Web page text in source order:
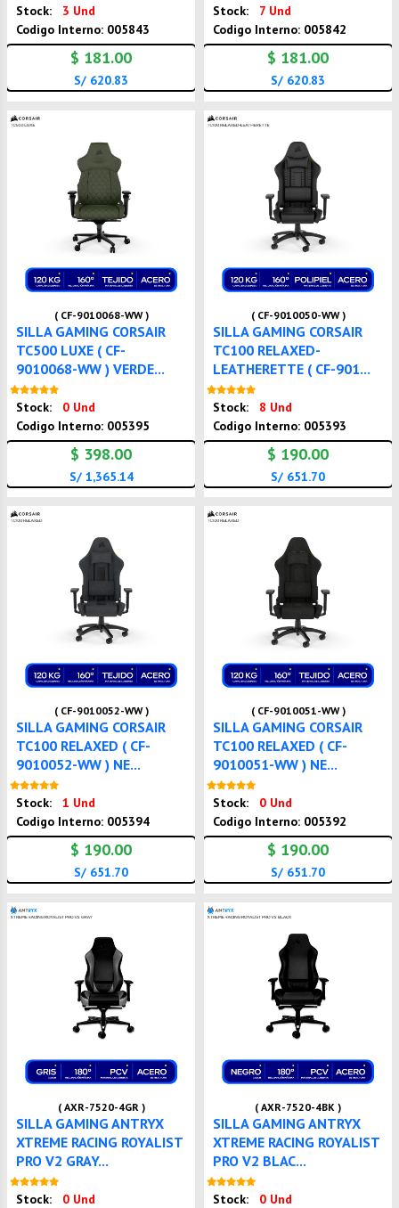
Stock:
3 Und
Codigo Interno: 005843
$ 181.00
S/ 620.83
Stock:
7 Und
Codigo Interno: 005842
$ 181.00
S/ 620.83
( CF-9010068-WW )
SILLA GAMING CORSAIR
TC500 LUXE ( CF-
9010068-WW ) VERDE...
Stock:
0 Und
Codigo Interno: 005395
$ 398.00
S/ 1,365.14
( CF-9010050-WW )
SILLA GAMING CORSAIR
TC100 RELAXED-
LEATHERETTE ( CF-901...
Stock:
8 Und
Codigo Interno: 005393
$ 190.00
S/ 651.70
( CF-9010052-WW )
SILLA GAMING CORSAIR
TC100 RELAXED ( CF-
9010052-WW ) NE...
Stock:
1 Und
Codigo Interno: 005394
$ 190.00
S/ 651.70
( CF-9010051-WW )
SILLA GAMING CORSAIR
TC100 RELAXED ( CF-
9010051-WW ) NE...
Stock:
0 Und
Codigo Interno: 005392
$ 190.00
S/ 651.70
( AXR-7520-4GR )
SILLA GAMING ANTRYX
XTREME RACING ROYALIST
PRO V2 GRAY...
Stock:
0 Und
( AXR-7520-4BK )
SILLA GAMING ANTRYX
XTREME RACING ROYALIST
PRO V2 BLAC...
Stock:
0 Und